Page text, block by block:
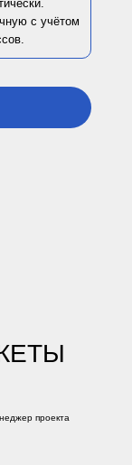
с учётом
проекта